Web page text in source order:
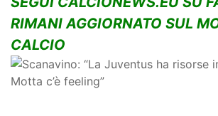
RIMANI AGGIORNATO SUL
CALCIO